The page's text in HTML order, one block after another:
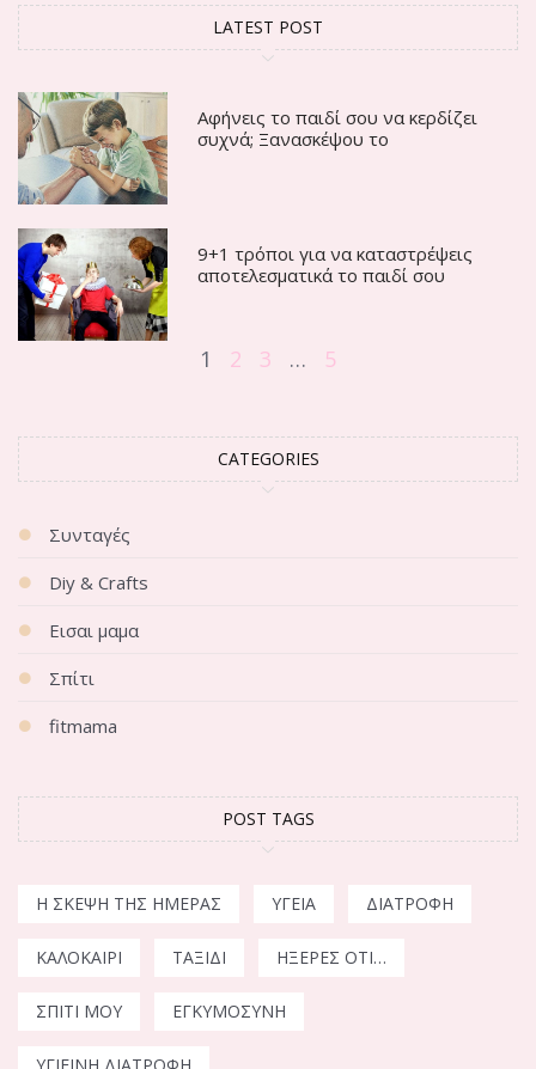
LATEST POST
Αφήνεις το παιδί σου να κερδίζει
συχνά; Ξανασκέψου το
9+1 τρόποι για να καταστρέψεις
αποτελεσματικά το παιδί σου
1 2 3 … 5
CATEGORIES
Συνταγές
Diy & Crafts
Εισαι μαμα
Σπίτι
fitmama
POST TAGS
Η ΣΚΈΨΗ ΤΗΣ ΗΜΈΡΑΣ ΥΓΕΊΑ ΔΙΑΤΡΟΦΉ
ΚΑΛΟΚΑΊΡΙ ΤΑΞΊΔΙ ΉΞΕΡΕΣ ΌΤΙ…
ΣΠΊΤΙ ΜΟΥ ΕΓΚΥΜΟΣΎΝΗ